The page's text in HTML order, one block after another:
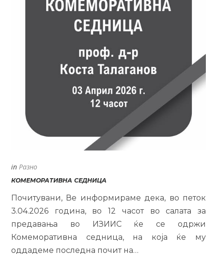
in Разно
КОМЕМОРАТИВНА СЕДНИЦА
Почитувани, Ве информираме дека, во петок
3.04.2026 година, во 12 часот во салата за
предавања во ИЗИИС ќе се одржи
Комеморативна седница, на која ќе му
оддадеме последна почит на…